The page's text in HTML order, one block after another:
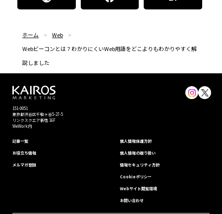
ホーム
Web
Webビーコンとは？わかりにくいWeb用語をどこよりもわかりやすく解
説しました
151-0051
東京都渋⾕区千駄ヶ谷5-27-5
リンクスクエア新宿 16F
WeWork内
記事一覧
お役立ち情報
メルマガ登録
個⼈情報保護⽅針
個人情報の取り扱い
情報セキュリティ⽅針
Cookieポリシー
Webサイト閲覧環境
お問い合わせ